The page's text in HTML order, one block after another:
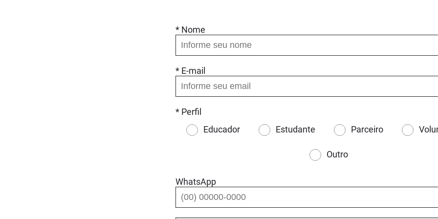
* Nome
* E-mail
* Perfil
Educador
Estudante Parceiro
Outro
WhatsApp